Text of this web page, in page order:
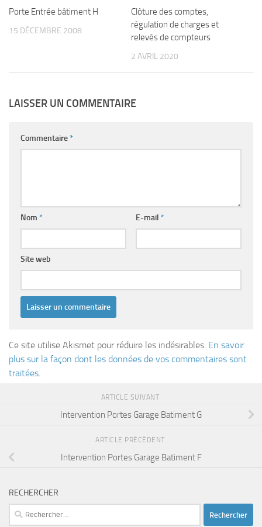
Porte Entrée bâtiment H
15 DÉCEMBRE 2008
Clôture des comptes,
régulation de charges et
relevés de compteurs
2 AVRIL 2020
LAISSER UN COMMENTAIRE
Commentaire*
Nom * E-mail *
Site web
Ce site utilise Akismet pour réduire les indésirables. En savoir
plus sur la façon dont les données de vos commentaires sont
traitées.
ARTICLE SUIVANT
Intervention Portes Garage Batiment G
ARTICLE PRÉCÉDENT
Intervention Portes Garage Batiment F
RECHERCHER
Rechercher :